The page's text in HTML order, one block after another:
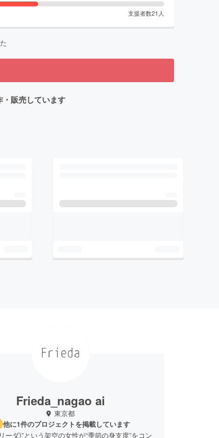
支援者数21 人
販売しています
Frieda_nagao ai
東京都
他に1件のプロジェクトを掲載しています
ーダ)”という架空の女性が“季節の身支度”をコン